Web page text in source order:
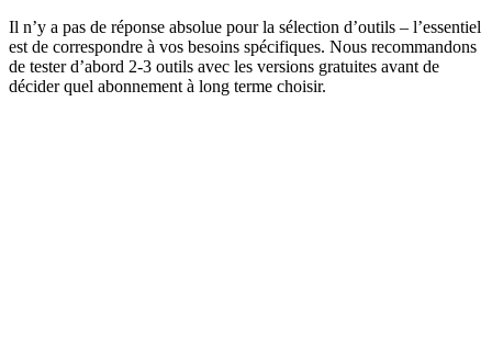
Il n’y a pas de réponse absolue pour la sélection d’outils – l’essentiel
est de correspondre à vos besoins spécifiques. Nous recommandons
de tester d’abord 2-3 outils avec les versions gratuites avant de
décider quel abonnement à long terme choisir.